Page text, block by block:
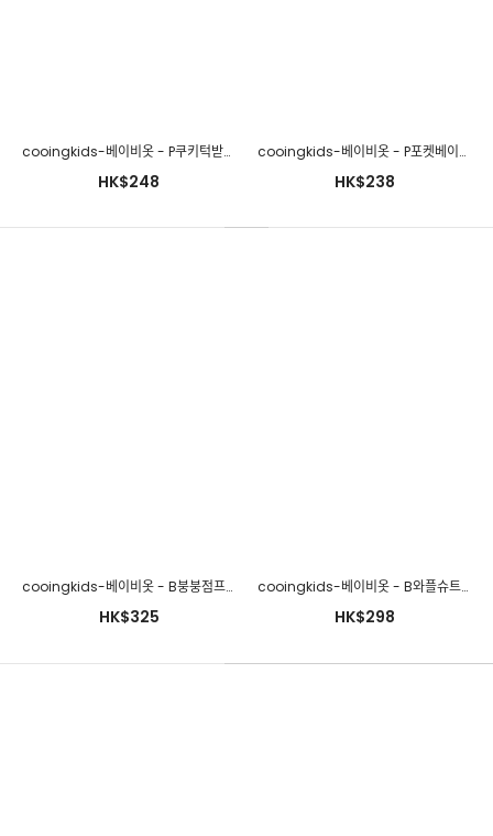
cooingkids-베이비옷 - P쿠키턱받이♡韓國幼兒裝
HK$248
cooingkids-베이비옷 - P포켓베이비세트♡韓國幼兒裝
HK$238
cooingkids-베이비옷 - B붕붕점프슈트 신생아바디슈트 아기 남아 베이비 백일 100일 돌 바디슈트 가을아기옷♡韓國幼兒裝
HK$325
cooingkids-베이비옷 - B와플슈트(보넷세트) 신생아바디슈트 아기 여아 베이비 백일 100일 돌 바디슈트 가을아기옷♡韓國幼兒裝
HK$298